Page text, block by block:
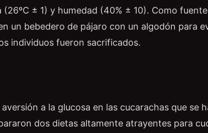
± 1) y humedad (40% ± 10). Como
un bebedero de pájaro con un algodón para
individuos fueron sacrificados.
a la glucosa en las cucarachas que se
dos dietas altamente atrayentes para